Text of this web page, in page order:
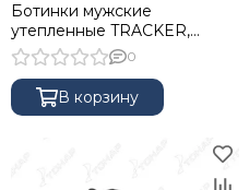
Ботинки мужские
утепленные TRACKER,
мембрана Kingtex, insulation
400г, олива, 46 NISUS
0
В корзину